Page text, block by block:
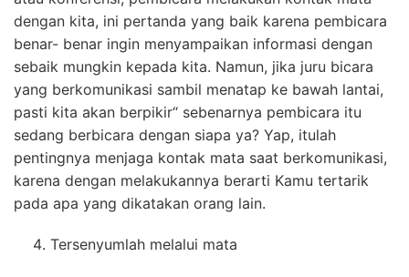
dengan kita, ini pertanda yang baik karena pembicara
benar- benar ingin menyampaikan informasi dengan
sebaik mungkin kepada kita. Namun, jika juru bicara
yang berkomunikasi sambil menatap ke bawah lantai,
pasti kita akan berpikir“ sebenarnya pembicara itu
sedang berbicara dengan siapa ya? Yap, itulah
pentingnya menjaga kontak mata saat berkomunikasi,
karena dengan melakukannya berarti Kamu tertarik
pada apa yang dikatakan orang lain.
Tersenyumlah melalui mata